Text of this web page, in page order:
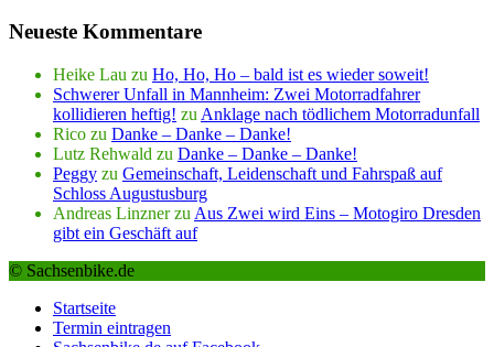
Neueste Kommentare
Heike Lau zu Ho, Ho, Ho – bald ist es wieder soweit!
Schwerer Unfall in Mannheim: Zwei Motorradfahrer
kollidieren heftig! zu Anklage nach tödlichem Motorradunfall
Rico zu Danke – Danke – Danke!
Lutz Rehwald zu Danke – Danke – Danke!
Peggy zu Gemeinschaft, Leidenschaft und Fahrspaß auf
Schloss Augustusburg
Andreas Linznerzu Aus Zwei wird Eins – Motogiro Dresden
gibt ein Geschäft auf
© Sachsenbike.de
Startseite
Termin eintragen